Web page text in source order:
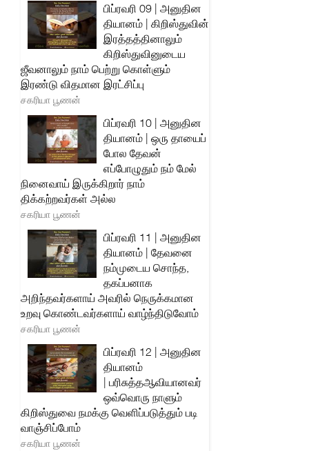
பிப்ரவரி 09 | அனுதின
தியானம் | கிறிஸ்துவின்
இரத்தத்தினாலும்
கிறிஸ்துவினுடைய
ஜீவனாலும் நாம் பெற்று கொள்ளும்
இரண்டு விதமான இரட்சிப்பு
சகரியா பூணன்
பிப்ரவரி 10 | அனுதின
தியானம் | ஒரு தாயைப்
போல தேவன்
எப்போழுதும் நம் மேல்
நினைவாய் இருக்கிறார் நாம்
திக்கற்றவர்கள் அல்ல
சகரியா பூணன்
பிப்ரவரி 11 | அனுதின
தியானம் | தேவனை
நம்முடைய சொந்த,
தகப்பனாக
அறிந்தவர்களாய் அவரில் நெருக்கமான
உறவு கொண்டவர்களாய் வாழ்ந்திடுவோம்
சகரியா பூணன்
பிப்ரவரி 12 | அனுதின
தியானம்
| பரிசுத்தஆவியானவர்
ஒவ்வொரு நாளும்
கிறிஸ்துவை நமக்கு வெளிப்படுத்தும் படி
வாஞ்சிப்போம்
சகரியா பூணன்